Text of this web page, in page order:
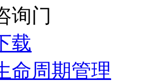
询
载
命周期管理